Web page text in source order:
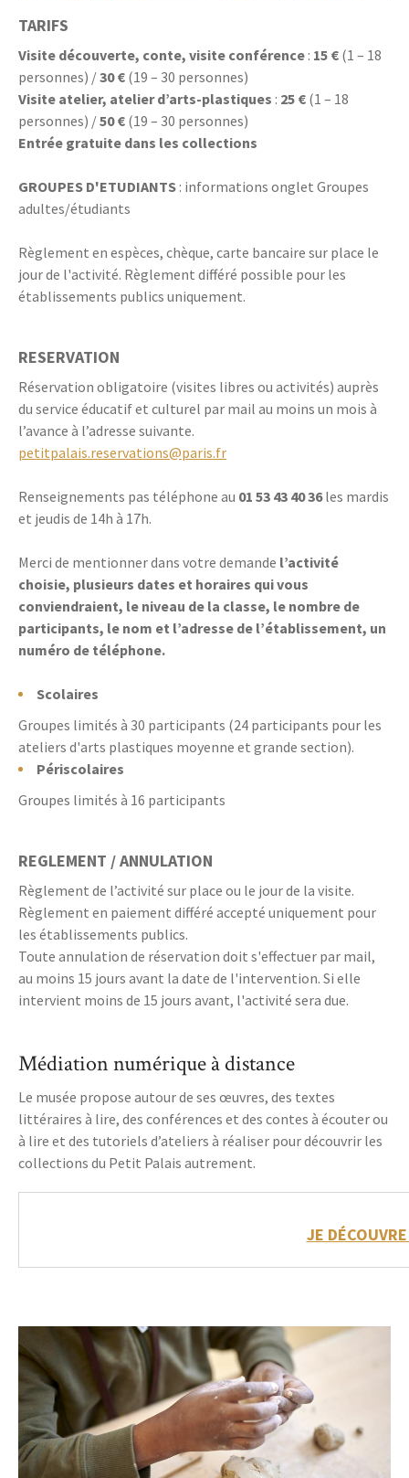
TARIFS
Visite découverte, conte, visite conférence : 15 € (1 – 18
personnes) /30 € (19 – 30 personnes)
Visite atelier, atelier d’arts-plastiques : 25 € (1 – 18
personnes) /50 € (19 – 30 personnes)
Entrée gratuite dans les collections
GROUPES D'ETUDIANTS : informations onglet Groupes
adultes/étudiants
Règlement en espèces, chèque, carte bancaire sur place le
jour de l'activité. Règlement différé possible pour les
établissements publics uniquement.
RESERVATION
Réservation obligatoire (visites libres ou activités) auprès
du service éducatif et culturel par mail au moins un mois à
l’avance à l’adresse suivante.
petitpalais.reservations@paris.fr
Renseignements pas téléphone au 01 53 43 40 36les mardis
et jeudis de 14h à 17h.
Merci de mentionner dans votre demande l’activité
choisie, plusieurs dates et horaires qui vous
conviendraient, le niveau de la classe, le nombre de
participants, le nom et l’adresse de l’établissement, un
numéro de téléphone.
Scolaires
Groupes limités à 30 participants (24 participants pour les
ateliers d'arts plastiques moyenne et grande section).
Périscolaires
Groupes limités à 16 participants
REGLEMENT / ANNULATION
Règlement de l’activité sur place ou le jour de la visite.
Règlement en paiement différé accepté uniquement pour
les établissements publics.
Toute annulation de réservation doit s'effectuer par mail,
au moins 15 jours avant la date de l'intervention. Si elle
intervient moins de 15 jours avant, l'activité sera due.
Médiation numérique à distance
Le musée propose autour de ses œuvres, des textes
littéraires à lire, des conférences et des contes à écouter ou
à lire et des tutoriels d’ateliers à réaliser pour découvrir les
collections du Petit Palais autrement.
JE